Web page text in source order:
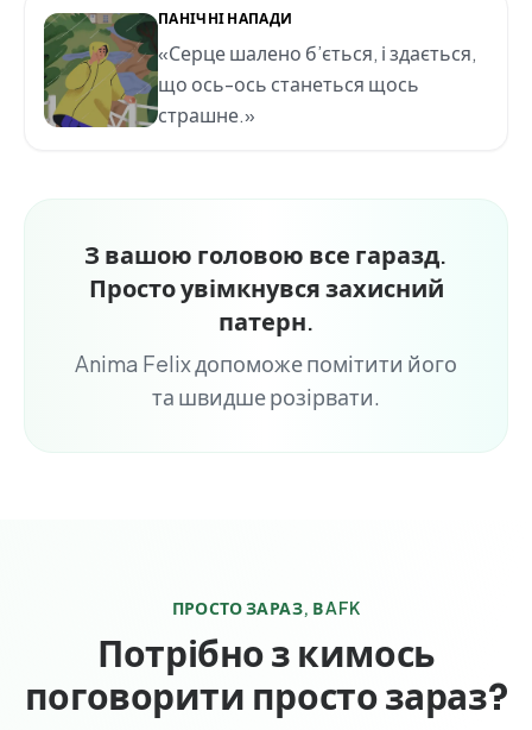
ПАНІЧНІ НАПАДИ
«Серце шалено б’ється, і здається,
що ось-ось станеться щось
страшне.»
З вашою головою все гаразд.
Просто увімкнувся захисний
патерн.
Anima Felix допоможе помітити його
та швидше розірвати.
ПРОСТО ЗАРАЗ, В AFK
Потрібно з кимось
поговорити просто зараз?